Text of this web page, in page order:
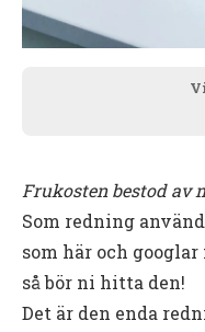
Frukosten bestod av
Som redning
som här och
så bör ni hitta den!
Det är den enda